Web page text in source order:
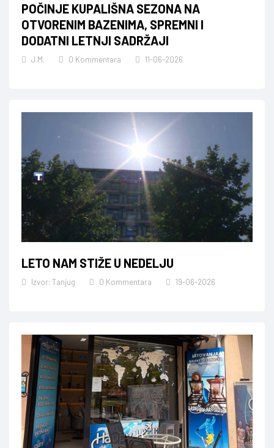
POČINJE KUPALIŠNA SEZONA NA
OTVORENIM BAZENIMA, SPREMNI I
DODATNI LETNJI SADRŽAJI
J.M. 0 Kommentara 11-06-2026
LETO NAM STIŽE U NEDELJU
Izvor: Tanjug 0 Kommentara 19-06-2026